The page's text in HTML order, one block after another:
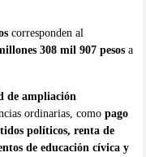
corresponden al
308 mil 907 pesosa
de ampliación
ordinarias, como pago
políticos, renta de
de educación cívica y